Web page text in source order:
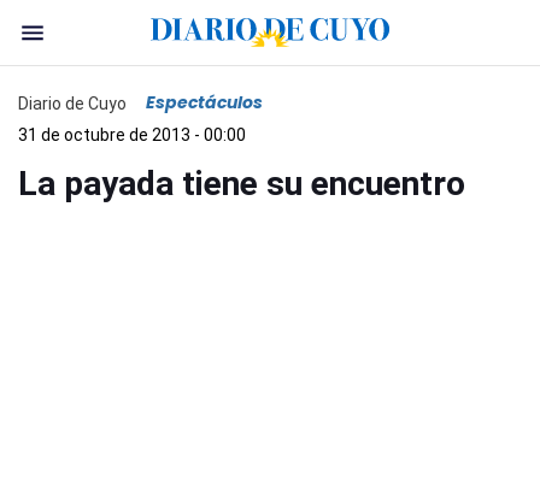
Diario de Cuyo Espectáculos
31 de octubre de 2013 - 00:00
La payada tiene su encuentro